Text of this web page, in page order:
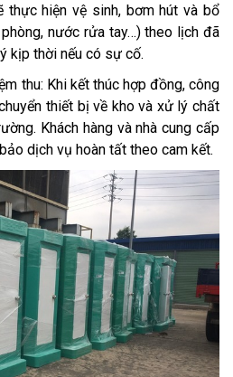
thực hiện vệ sinh, bơm hút và bổ
nước rửa tay…) theo lịch đã
kịp thời nếu có sự cố.
thu: Khi kết thúc hợp đồng, công
thiết bị về kho và xử lý chất
Khách hàng và nhà cung cấp
dịch vụ hoàn tất theo cam kết.